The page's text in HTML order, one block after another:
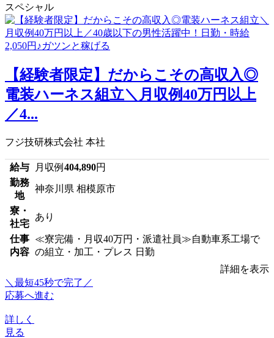
スペシャル
【経験者限定】だからこその高収入◎
電装ハーネス組立＼月収例40万円以上
／4...
フジ技研株式会社 本社
給与 月収例 404,890円
勤務
地
神奈川県 相模原市
寮・
社宅
あり
仕事
内容
≪寮完備・月収40万円・派遣社員≫自動車系工場で
の組立・加工・プレス 日勤
詳細を表示
＼最短45秒で完了／
応募へ進む
詳しく
見る